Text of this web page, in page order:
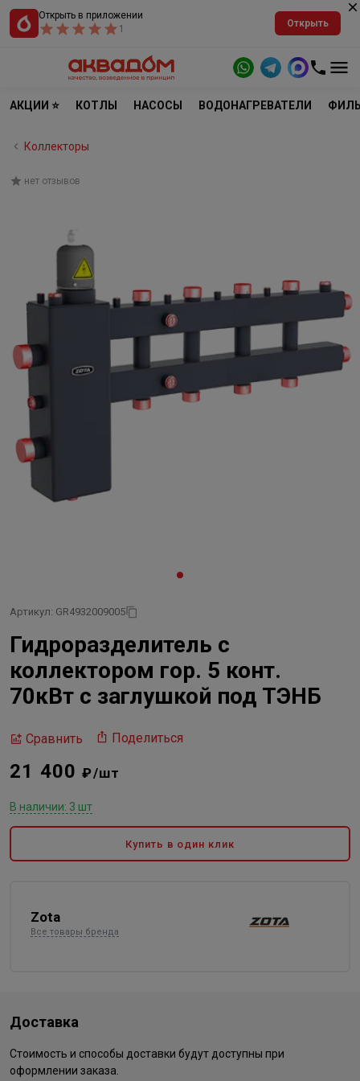
Открыть в приложении
1
Открыть
АКЦИИ ⭐ КОТЛЫ НАСОСЫ ВОДОНАГРЕВАТЕЛИ
Коллекторы
нет отзывов
Артикул: GR4932009005
Гидроразделитель с
коллектором гор. 5 конт.
70кВт с заглушкой под ТЭНБ
Сравнить Поделиться
21 400₽/шт
В наличии: 3 шт
Купить в один клик
Zota
Все товары бренда
Доставка
Стоимость и способы доставки будут доступны при
оформлении заказа.